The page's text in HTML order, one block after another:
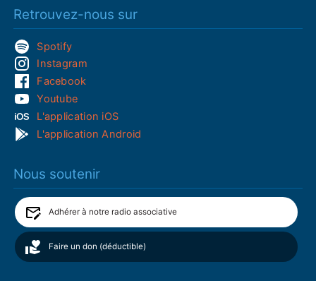
Retrouvez-nous sur
Spotify
Instagram
Facebook
Youtube
L'application iOS
L'application Android
Nous soutenir
Adhérer à notre radio associative
Faire un don (déductible)